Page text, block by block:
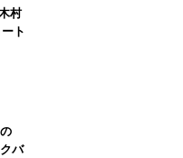
村
ト
バ